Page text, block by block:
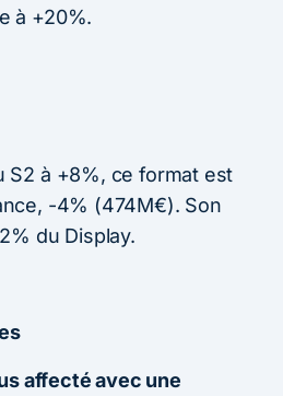
à +20%.
S2 à +8%, ce format est
-4% (474M€). Son
du Display.
affecté avec une